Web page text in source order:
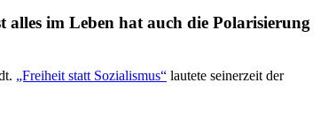
alles im Leben hat auch die Polarisierung
„Freiheit statt Sozialismus“ lautete seinerzeit der